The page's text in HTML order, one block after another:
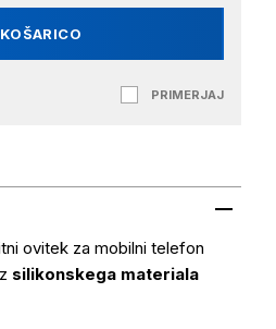
PRIMERJAJ
ovitek za mobilni telefon
silikonskega materiala